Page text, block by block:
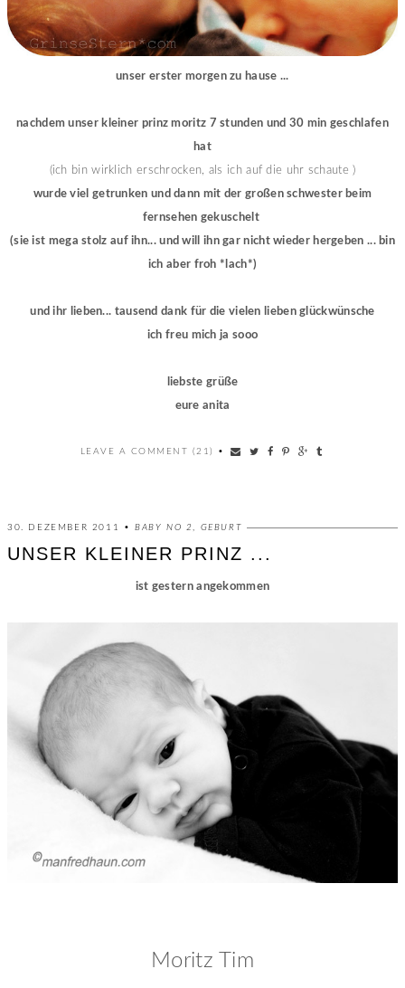
unser erster morgen zu hause ...
nachdem unser kleiner prinz moritz 7 stunden und 30 min geschlafen
hat
(ich bin wirklich erschrocken, als ich auf die uhr schaute )
wurde viel getrunken und dann mit der großen schwesterbeim
fernsehen gekuschelt
(sie ist mega stolz auf ihn... und will ihn gar nicht wieder hergeben ... bin
ich aber froh *lach*)
und ihr lieben... tausend dank für die vielen lieben glückwünsche
ich freu mich ja sooo
liebste grüße
eure anita
LEAVE A COMMENT (21) •
30. DEZEMBER 2011 • BABY NO 2 GEBURT
UNSER KLEINER PRINZ ...
ist gestern angekommen
Moritz Tim